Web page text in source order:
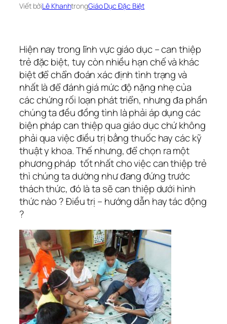
Viết bởiLê KhanhtrongGiáo Dục Đặc Biệt
Hiện nay trong lĩnh vực giáo dục – can thiệp
trẻ đặc biệt, tuy còn nhiều hạn chế và khác
biệt để chẩn đoán xác định tình trạng và
nhất là để đánh giá mức độ nặng nhẹ của
các chứng rối loạn phát triển, nhưng đa phần
chúng ta đều đồng tình là phải áp dụng các
biện pháp can thiệp qua giáo dục chứ không
phải qua việc điều trị bằng thuốc hay các kỹ
thuật y khoa. Thế nhưng, để chọn ra một
phương pháp tốt nhất cho việc can thiệp trẻ
thì chúng ta dường như đang đứng trước
thách thức, đó là ta sẽ can thiệp dưới hình
thức nào ? Điều trị – hướng dẫn hay tác động
?